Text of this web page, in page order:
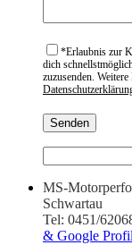
*Erlaubnis zur
dich
zuzusenden.
MS-
Schwartau
Tel: 0451/
& Google Profil